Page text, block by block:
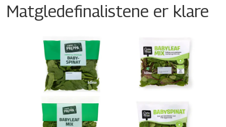
Matgledefinalistene er klare